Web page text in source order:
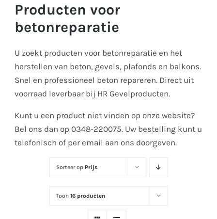
Producten voor
betonreparatie
U zoekt producten voor betonreparatie en het
herstellen van beton, gevels, plafonds en balkons.
Snel en professioneel beton repareren. Direct uit
voorraad leverbaar bij HR Gevelproducten.
Kunt u een product niet vinden op onze website?
Bel ons dan op 0348-220075. Uw bestelling kunt u
telefonisch of per email aan ons doorgeven.
Sorteer op Prijs
Toon 16 producten